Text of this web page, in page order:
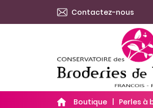
Contactez-nous
Boutique Perles à